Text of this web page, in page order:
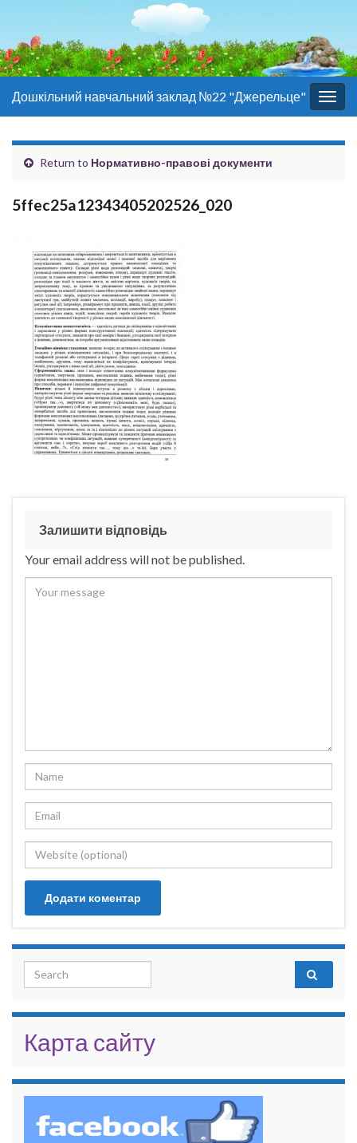
Дошкільний навчальний заклад №22 "Джерельце"
Return to Нормативно-правові документи
5ffec25a12343405202526_020
Залишити відповідь
Your email address will not be published.
Search for:
Карта сайту